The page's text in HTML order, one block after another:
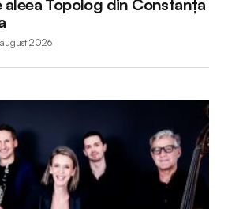
aleea Topolog din Constanța
2026